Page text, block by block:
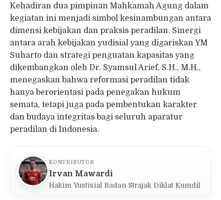
Kehadiran dua pimpinan Mahkamah Agung dalam
kegiatan ini menjadi simbol kesinambungan antara
dimensi kebijakan dan praksis peradilan. Sinergi
antara arah kebijakan yudisial yang digariskan YM
Suharto dan strategi penguatan kapasitas yang
dikembangkan oleh Dr. Syamsul Arief, S.H., M.H.,
menegaskan bahwa reformasi peradilan tidak
hanya berorientasi pada penegakan hukum
semata, tetapi juga pada pembentukan karakter
dan budaya integritas bagi seluruh aparatur
peradilan di Indonesia.
KONTRIBUTOR
Irvan Mawardi
Hakim Yustisial Badan Strajak Diklat Kumdil